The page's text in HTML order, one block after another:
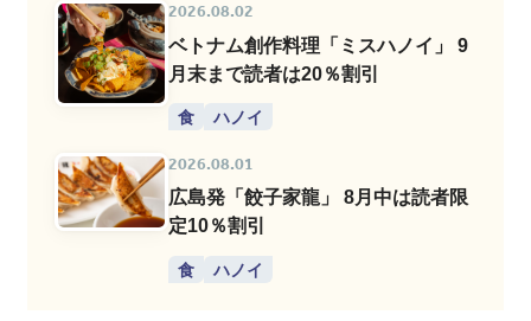
2026.08.02
ベトナム創作料理「ミスハノイ」 9
月末まで読者は20％割引
食 ハノイ
2026.08.01
広島発「餃子家龍」 8月中は読者限
定10％割引
食 ハノイ